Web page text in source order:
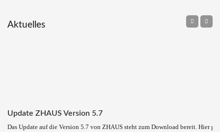
Aktuelles
Update ZHAUS Version 5.7
Das Update auf die Version 5.7 von ZHAUS steht zum Download bereit. Hier